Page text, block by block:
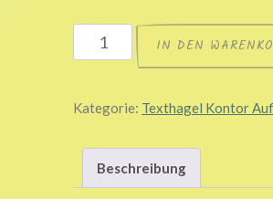
Ohrring
einzeln
IN DEN
Kategorie: Texthagel Kontor
Beschreibung